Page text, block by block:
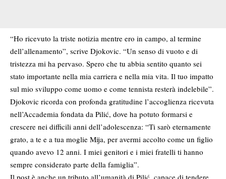
“Ho ricevuto la triste notizia mentre ero in campo, al termine
dell’allenamento”, scrive Djokovic. “Un senso di vuoto e di
tristezza mi ha pervaso. Spero che tu abbia sentito quanto sei
stato importante nella mia carriera e nella mia vita. Il tuo impatto
sul mio sviluppo come uomo e come tennista resterà indelebile”.
Djokovic ricorda con profonda gratitudine l’accoglienza ricevuta
nell’Accademia fondata da Pilić, dove ha potuto formarsi e
crescere nei difficili anni dell’adolescenza: “Ti sarò eternamente
grato, a te e a tua moglie Mija, per avermi accolto come un figlio
quando avevo 12 anni. I miei genitori e i miei fratelli ti hanno
sempre considerato parte della famiglia”.